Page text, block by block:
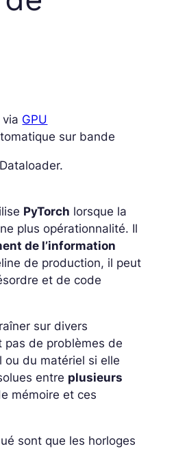
GPU
sur bande
PyTorch lorsque la
plus opérationnalité. Il
de l’information
de production, il peut
et de code
sur divers
pas de problèmes de
ou du matériel si elle
entre plusieurs
mémoire et ces
sont que les horloges